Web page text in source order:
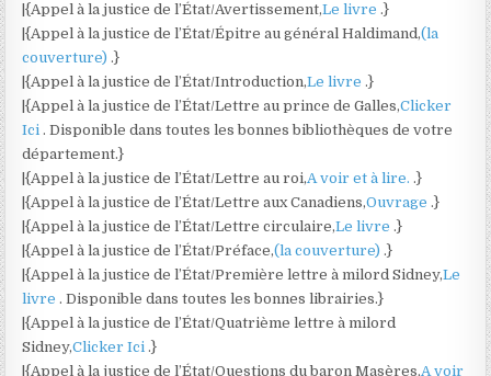
|{Appel à la justice de l’État/Avertissement,Le livre.}
|{Appel à la justice de l’État/Épitre au général Haldimand,(la
couverture).}
|{Appel à la justice de l’État/Introduction,Le livre.}
|{Appel à la justice de l’État/Lettre au prince de Galles,Clicker
Ici. Disponible dans toutes les bonnes bibliothèques de votre
département.}
|{Appel à la justice de l’État/Lettre au roi,A voir et à lire..}
|{Appel à la justice de l’État/Lettre aux Canadiens,Ouvrage.}
|{Appel à la justice de l’État/Lettre circulaire,Le livre.}
|{Appel à la justice de l’État/Préface,(la couverture).}
|{Appel à la justice de l’État/Première lettre à milord Sidney,Le
livre. Disponible dans toutes les bonnes librairies.}
|{Appel à la justice de l’État/Quatrième lettre à milord
Sidney,Clicker Ici.}
|{Appel à la justice de l’État/Questions du baron Masères,A voir